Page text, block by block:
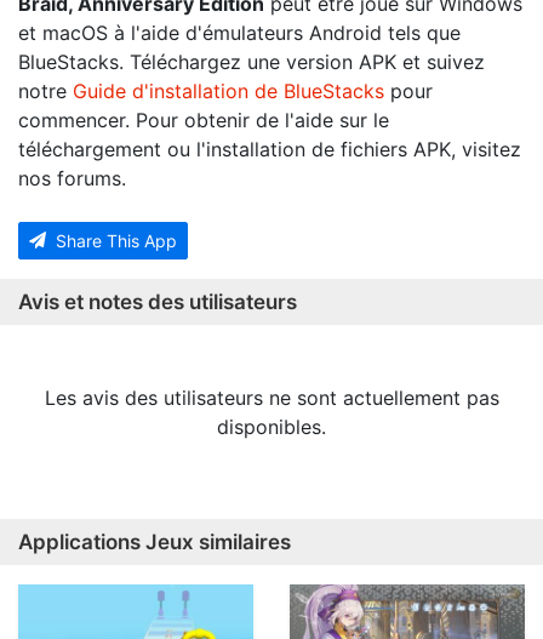
et macOS à l'aide d'émulateurs Android tels que
BlueStacks. Téléchargez une version APK et suivez
notre Guide d'installation de BlueStacks pour
commencer. Pour obtenir de l'aide sur le
téléchargement ou l'installation de fichiers APK, visitez
nos forums.
Share This App
Avis et notes des utilisateurs
Les avis des utilisateurs ne sont actuellement pas
disponibles.
Applications Jeux similaires